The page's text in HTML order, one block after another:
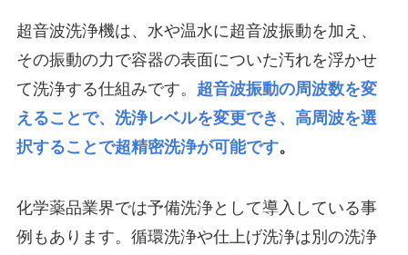
超音波洗浄機は、水や温水に超音波振動を加え、
その振動の力で容器の表面についた汚れを浮かせ
て洗浄する仕組みです。 超音波振動の周波数を変
えることで、洗浄レベルを変更でき、高周波を選
択することで超精密洗浄が可能です。
化学薬品業界では予備洗浄として導入している事
例もあります。循環洗浄や仕上げ洗浄は別の洗浄